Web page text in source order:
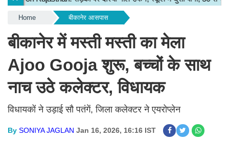
Home बीकानेर आसपास
बीकानेर में मस्ती मस्ती का मेला
Ajoo Gooja शुरू, बच्चों के साथ
नाच उठे कलेक्टर, विधायक
विधायकों ने उड़ाई सौ पतंगें, जिला कलेक्टर ने एयरोप्लेन
By SONIYA JAGLAN Jan 16, 2026, 16:16 IST